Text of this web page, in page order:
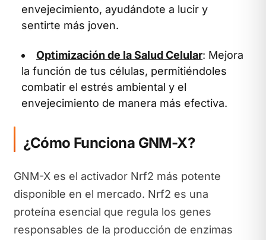
envejecimiento, ayudándote a lucir y
sentirte más joven.
Optimización de la Salud Celular: Mejora
la función de tus células, permitiéndoles
combatir el estrés ambiental y el
envejecimiento de manera más efectiva.
¿Cómo Funciona GNM-X?
GNM-X es el activador Nrf2 más potente
disponible en el mercado. Nrf2 es una
proteína esencial que regula los genes
responsables de la producción de enzimas